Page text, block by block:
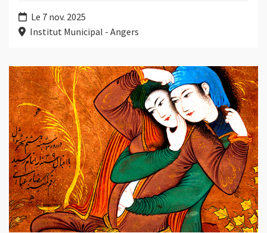
Le 7 nov. 2025
Institut Municipal - Angers
Plus d'information sur l'évènement : Boire à l'ombre du doute :